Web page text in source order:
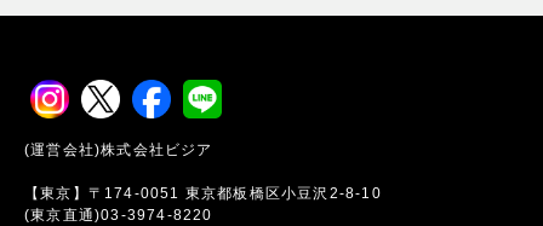
(運営会社)株式会社ビジア
【東京】〒174-0051 東京都板橋区小豆沢2-8-10
(東京直通)03-3974-8220